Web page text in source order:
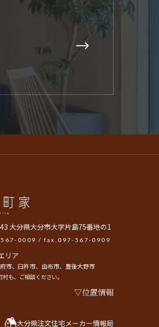
大分県大分市大字片島75番地の1
0009 / fax.097-567-0909
リア
市、臼杵市、由布市、豊後大野市
も、ご相談ください。
位置情報
大分県注文住宅メーカー情報局